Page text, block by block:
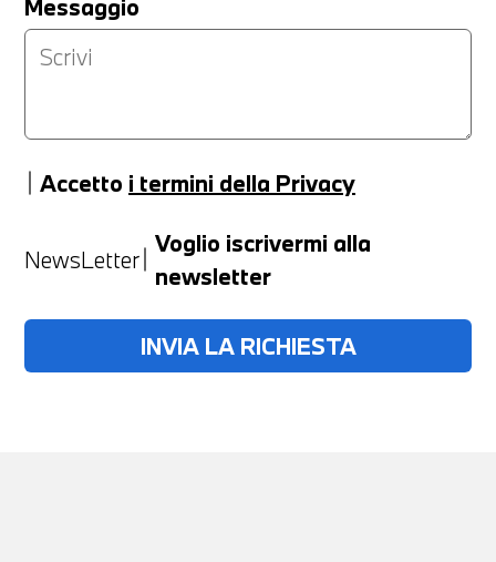
Messaggio
Accetto i termini della Privacy
NewsLetter
Voglio iscrivermi alla
newsletter